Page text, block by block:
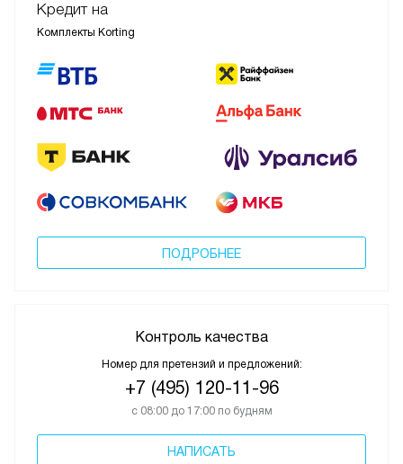
Кредит на
Комплекты Korting
ПОДРОБНЕЕ
Контроль качества
Номер для претензий и предложений:
+7 (495) 120-11-96
с 08:00 до 17:00 по будням
НАПИСАТЬ